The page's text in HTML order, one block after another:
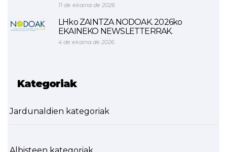
11 de ekaina de 2026
LHko ZAINTZA NODOAK. 2026ko
EKAINEKO NEWSLETTERRAK.
4 de ekaina de 2026
Kategoriak
Jardunaldien kategoriak